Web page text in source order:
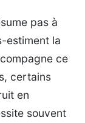
pas à
estiment la
ce
certains
en
souvent